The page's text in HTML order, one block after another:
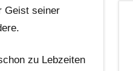
Geist seiner
zu Lebzeiten